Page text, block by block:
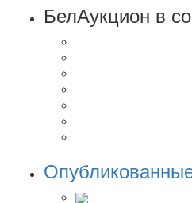
БелАукцион в